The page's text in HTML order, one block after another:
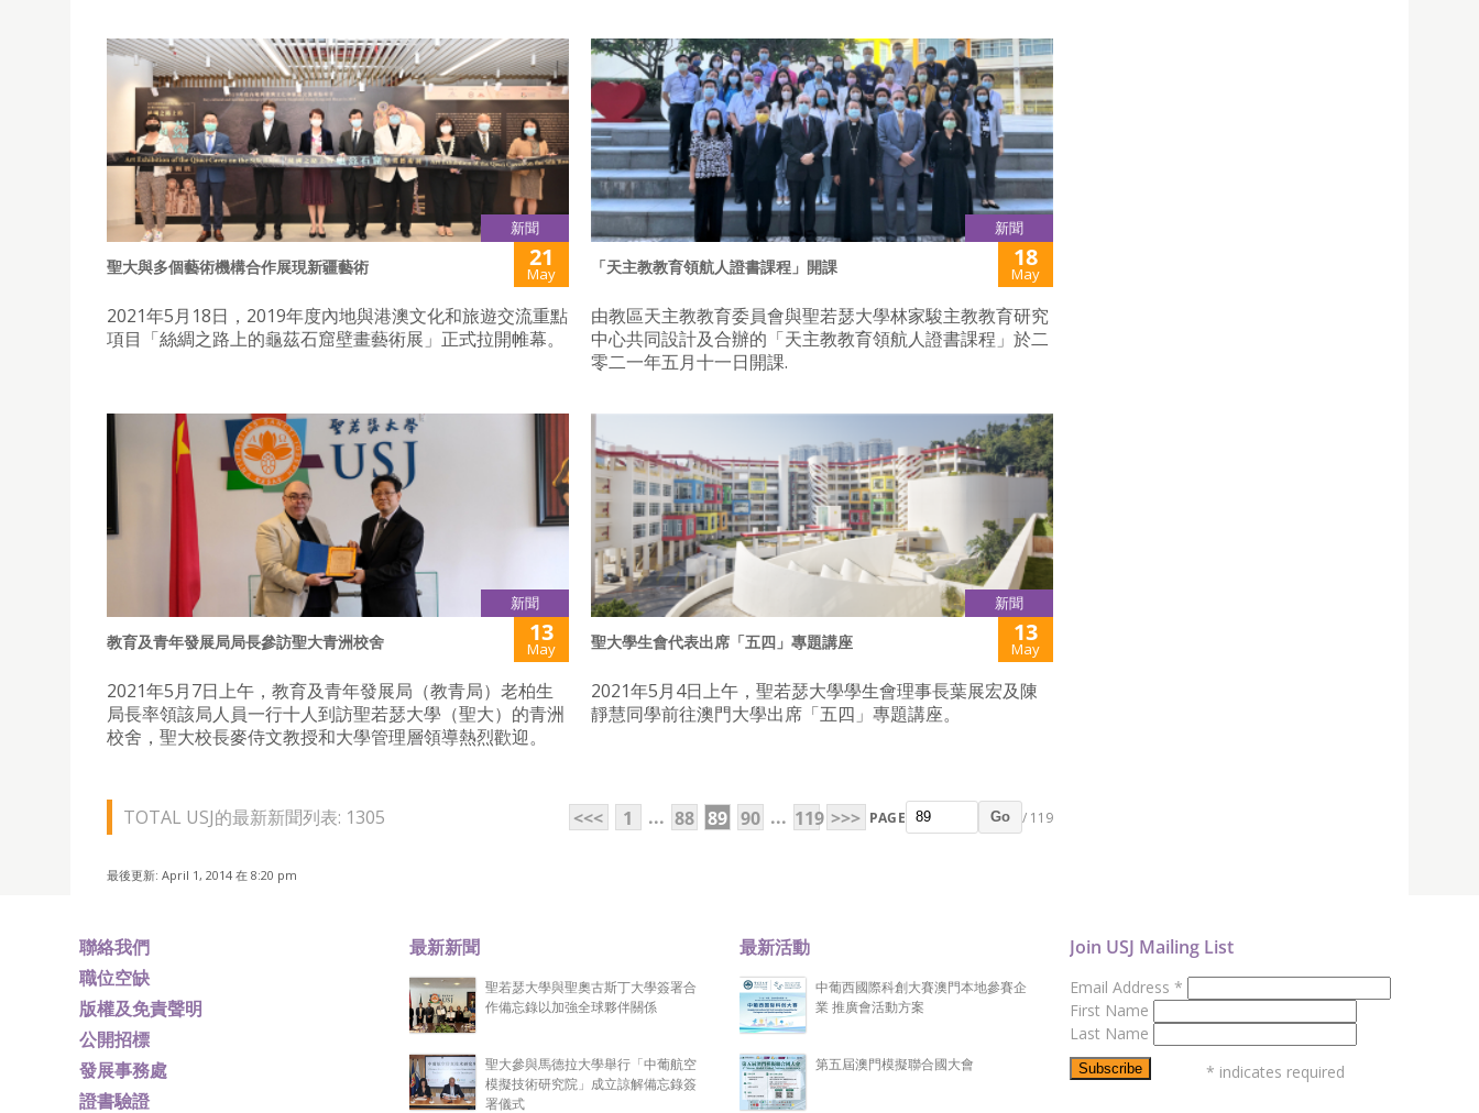
新聞
聖大與多個藝術機構合作展現新疆藝術 21
May
2021年5月18日，2019年度內地與港澳文化和旅遊交流重點
項目「絲綢之路上的龜茲石窟壁畫藝術展」正式拉開帷幕。
新聞
「天主教教育領航人證書課程」開課 18
May
由教區天主教教育委員會與聖若瑟大學林家駿主教教育研究
中心共同設計及合辦的「天主教教育領航人證書課程」於二
零二一年五月十一日開課.
新聞
教育及青年發展局局長參訪聖大青洲校舍 13
May
2021年5月7日上午，教育及青年發展局（教青局）老柏生
局長率領該局人員一行十人到訪聖若瑟大學（聖大）的青洲
校舍，聖大校長麥侍文教授和大學管理層領導熱烈歡迎。
新聞
聖大學生會代表出席「五四」專題講座 13
May
2021年5月4日上午，聖若瑟大學學生會理事長葉展宏及陳
靜慧同學前往澳門大學出席「五四」專題講座。
TOTAL USJ的最新新聞列表: 1305 <<< 1 ... 88 89 90 ... 119 >>> PAGE Go / 119
最後更新: April 1, 2014 在 8:20 pm
聯絡我們
職位空缺
版權及免責聲明
公開招標
發展事務處
證書驗證
最新新聞
聖若瑟大學與聖奧古斯丁大學簽署合
作備忘錄以加強全球夥伴關係
聖大參與馬德拉大學舉行「中葡航空
模擬技術研究院」成立諒解備忘錄簽
署儀式
最新活動
中葡西國際科創大賽澳門本地參賽企
業 推廣會活動方案
第五屆澳門模擬聯合國大會
Join USJ Mailing List
Email Address *
First Name
Last Name
* indicates required